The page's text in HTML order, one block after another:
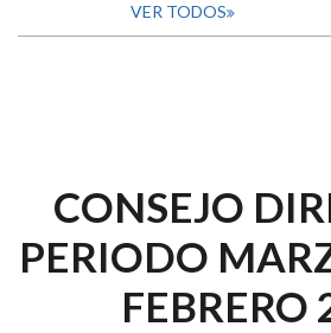
VER TODOS
CONSEJO
PERIODO
FEBRERO